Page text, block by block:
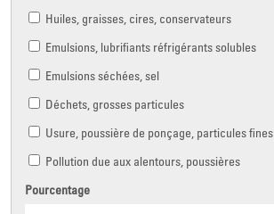
Huiles, graisses, cires, conservateurs
Emulsions, lubrifiants réfrigérants solubles
Emulsions séchées, sel
Déchets, grosses particules
Usure, poussière de ponçage, particules fines
Pollution due aux alentours, poussières
Pourcentage